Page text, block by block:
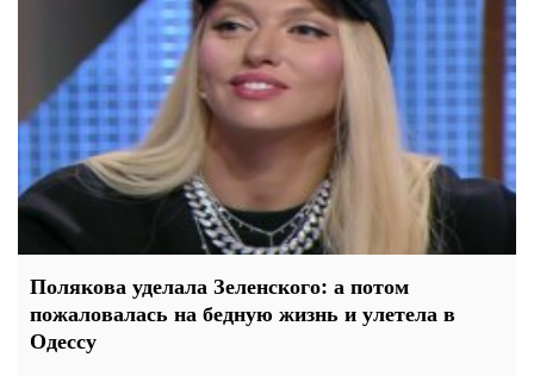
Полякова уделала Зеленского: а потом
пожаловалась на бедную жизнь и улетела в
Одессу